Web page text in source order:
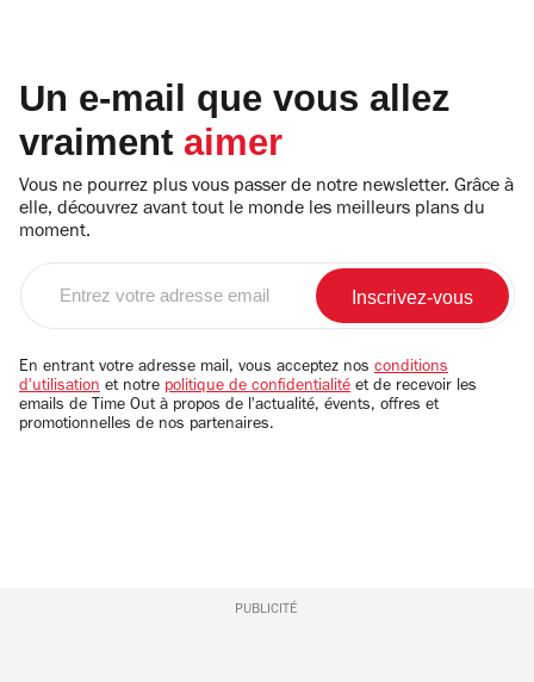
Un e-mail que vous allez
vraiment aimer
Vous ne pourrez plus vous passer de notre newsletter. Grâce à
elle, découvrez avant tout le monde les meilleurs plans du
moment.
email
En entrant votre adresse mail, vous acceptez nos conditions
d'utilisation et notre politique de confidentialité et de recevoir les
emails de Time Out à propos de l'actualité, évents, offres et
promotionnelles de nos partenaires.
PUBLICITÉ